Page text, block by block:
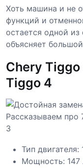
Хоть машина и не
функций и
остается одной
объясняет
Chery Tiggo
Tiggo 4
Тип двигателя:
Мощность: 147